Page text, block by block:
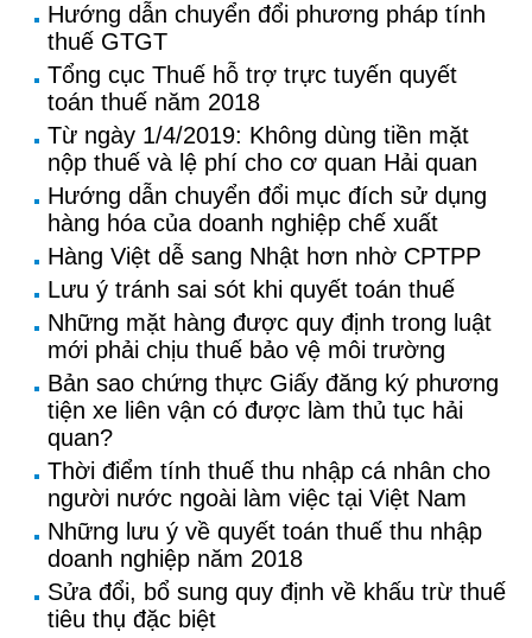
Hướng dẫn chuyển đổi phương pháp tính
thuế GTGT
Tổng cục Thuế hỗ trợ trực tuyến quyết
toán thuế năm 2018
Từ ngày 1/4/2019: Không dùng tiền mặt
nộp thuế và lệ phí cho cơ quan Hải quan
Hướng dẫn chuyển đổi mục đích sử dụng
hàng hóa của doanh nghiệp chế xuất
Hàng Việt dễ sang Nhật hơn nhờ CPTPP
Lưu ý tránh sai sót khi quyết toán thuế
Những mặt hàng được quy định trong luật
mới phải chịu thuế bảo vệ môi trường
Bản sao chứng thực Giấy đăng ký phương
tiện xe liên vận có được làm thủ tục hải
quan?
Thời điểm tính thuế thu nhập cá nhân cho
người nước ngoài làm việc tại Việt Nam
Những lưu ý về quyết toán thuế thu nhập
doanh nghiệp năm 2018
Sửa đổi, bổ sung quy định về khấu trừ thuế
tiêu thụ đặc biệt